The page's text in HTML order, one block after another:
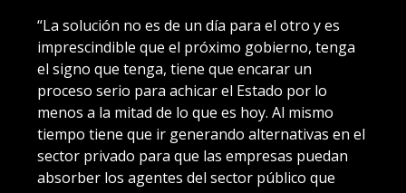
“La solución no es de un día para el otro y es
imprescindible que el próximo gobierno, tenga
el signo que tenga, tiene que encarar un
proceso serio para achicar el Estado por lo
menos a la mitad de lo que es hoy. Al mismo
tiempo tiene que ir generando alternativas en el
sector privado para que las empresas puedan
absorber los agentes del sector público que